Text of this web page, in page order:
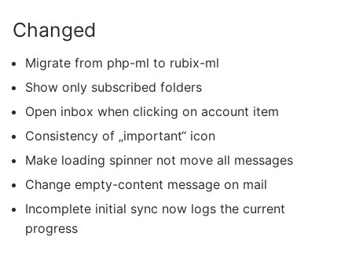
Changed
Migrate from php-ml to rubix-ml
Show only subscribed folders
Open inbox when clicking on account item
Consistency of „important“ icon
Make loading spinner not move all messages
Change empty-content message on mail
Incomplete initial sync now logs the current
progress